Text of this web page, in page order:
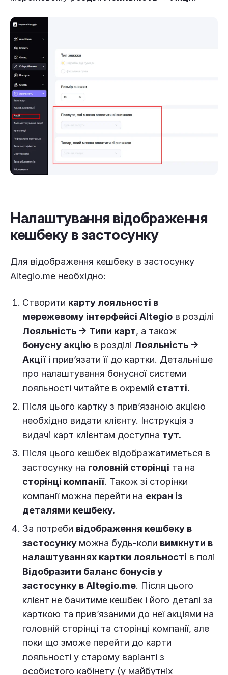
Налаштування відображення
кешбеку в застосунку
Для відображення кешбеку в застосунку
Altegio.me необхідно:
Створити карту лояльності в
мережевому інтерфейсі Altegio в розділі
Лояльність → Типи карт, а також
бонусну акцію в розділі Лояльність →
Акціїі прив’язати її до картки. Детальніше
про налаштування бонусної системи
лояльності читайте в окремій статті.
Після цього картку з прив’язаною акцією
необхідно видати клієнту. Інструкція з
видачі карт клієнтам доступна тут.
Після цього кешбек відображатиметься в
застосунку на головній сторінці та на
сторінці компанії. Також зі сторінки
компанії можна перейти на екран із
деталями кешбеку.
За потреби відображення кешбеку в
застосунку можна будь-коли вимкнути в
налаштуваннях картки лояльності в полі
Відобразити баланс бонусів у
застосунку в Altegio.me. Після цього
клієнт не бачитиме кешбек і його деталі за
карткою та прив’язаними до неї акціями на
головній сторінці та сторінці компанії, але
поки що зможе перейти до карти
лояльності у старому варіанті з
особистого кабінету (у майбутніх